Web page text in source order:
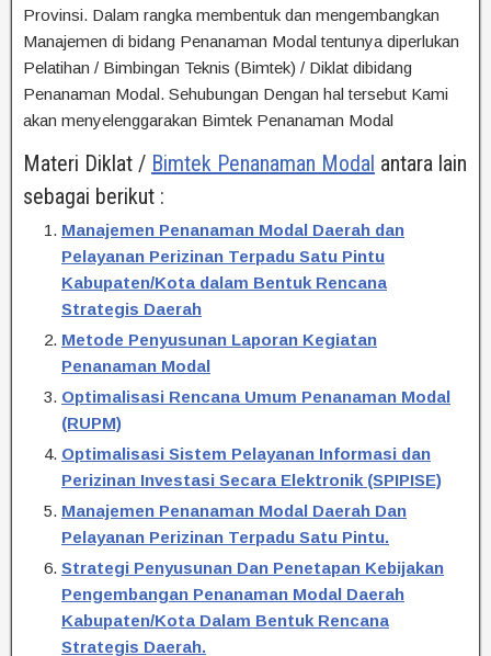
Provinsi. Dalam rangka membentuk dan mengembangkan
Manajemen di bidang Penanaman Modal tentunya diperlukan
Pelatihan / Bimbingan Teknis (Bimtek) / Diklat dibidang
Penanaman Modal. Sehubungan Dengan hal tersebut Kami
akan menyelenggarakan Bimtek Penanaman Modal
Materi Diklat / Bimtek Penanaman Modal antara lain
sebagai berikut :
Manajemen Penanaman Modal Daerah dan
Pelayanan Perizinan Terpadu Satu Pintu
Kabupaten/Kota dalam Bentuk Rencana
Strategis Daerah
Metode Penyusunan Laporan Kegiatan
Penanaman Modal
Optimalisasi Rencana Umum Penanaman Modal
(RUPM)
Optimalisasi Sistem Pelayanan Informasi dan
Perizinan Investasi Secara Elektronik (SPIPISE)
Manajemen Penanaman Modal Daerah Dan
Pelayanan Perizinan Terpadu Satu Pintu.
Strategi Penyusunan Dan Penetapan Kebijakan
Pengembangan Penanaman Modal Daerah
Kabupaten/Kota Dalam Bentuk Rencana
Strategis Daerah.